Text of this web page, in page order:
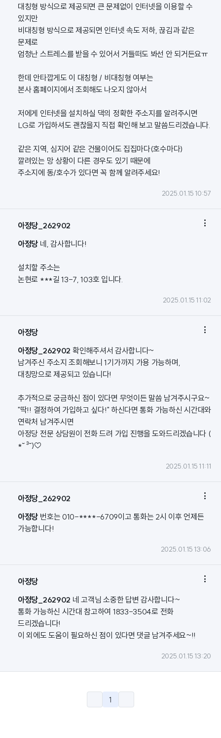
대칭형 방식으로 제공되면 큰 문제없이 인터넷을 이용할 수
있지만
비대칭형 방식으로 제공되면 인터넷 속도 저하, 끊김과 같은
문제로
엄청난 스트레스를 받을 수 있어서 거들떠도 봐선 안 되거든요ㅠ
한데 안타깝게도 이 대칭형 / 비대칭형 여부는
본사 홈페이지에서 조회해도 나오지 않아서
저에게 인터넷을 설치하실 댁의 정확한 주소지를 알려주시면
LG로 가입하셔도 괜찮을지 직접 확인해 보고 말씀드리겠습니다.
같은 지역, 심지어 같은 건물이어도 집집마다(호수마다)
깔려있는 망 상황이 다른 경우도 있기 때문에
주소지에 동/호수가 있다면 꼭 함께 알려주세요!
2025.01.15 10:57
아정당_262902 
아정당 네, 감사합니다!
설치할 주소는
논현로 ***길 13-7, 103호 입니다.
2025.01.15 11:02
아정당 
아정당_262902 확인해주셔서 감사합니다~
남겨주신 주소지 조회해보니 1기가까지 가용 가능하며,
대칭망으로 제공되고 있습니다!
추가적으로 궁금하신 점이 있다면 무엇이든 말씀 남겨주시구요~
"딱!! 결정하여 가입하고 싶다!" 하신다면 통화 가능하신 시간대와
연락처 남겨주시면
아정당 전문 상담원이 전화 드려 가입 진행을 도와드리겠습니다 (
*˘ ³˘)♡
2025.01.15 11:11
아정당_262902 
아정당 번호는 010-****-6709이고 통화는 2시 이후 언제든
가능합니다!
2025.01.15 13:06
아정당 
아정당_262902 네 고객님 소중한 답변 감사합니다~
통화 가능하신 시간대 참고하여 1833-3504로 전화
드리겠습니다!
이 외에도 도움이 필요하신 점이 있다면 댓글 남겨주세요~!!
2025.01.15 13:20
1